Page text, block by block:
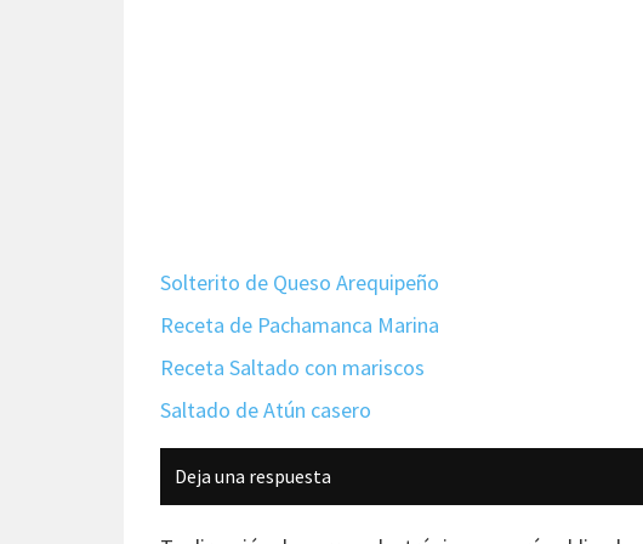
Solterito de Queso Arequipeño
Receta de Pachamanca Marina
Receta Saltado con mariscos
Saltado de Atún casero
Interacciones
con
Deja una respuesta